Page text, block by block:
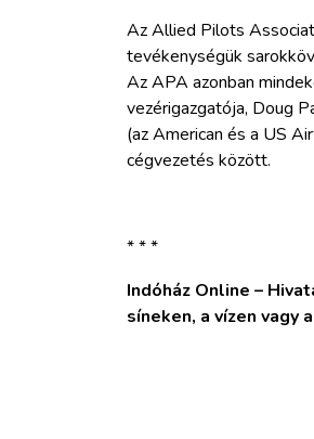
Az Allied Pilots
tevékenységük
Az APA azonban
vezérigazgatója, Doug
(az American és a US
cégvezetés között.
* * *
Indóház Online –
síneken, a vízen vagy